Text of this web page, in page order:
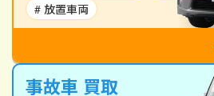
# 放置車両
事故車 買取